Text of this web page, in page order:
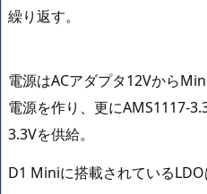
繰り返す。
電源はACアダプタ12Vから
電源を作り、更にAMS1117-
3.3Vを供給。
D1 Miniに搭載されているLDO